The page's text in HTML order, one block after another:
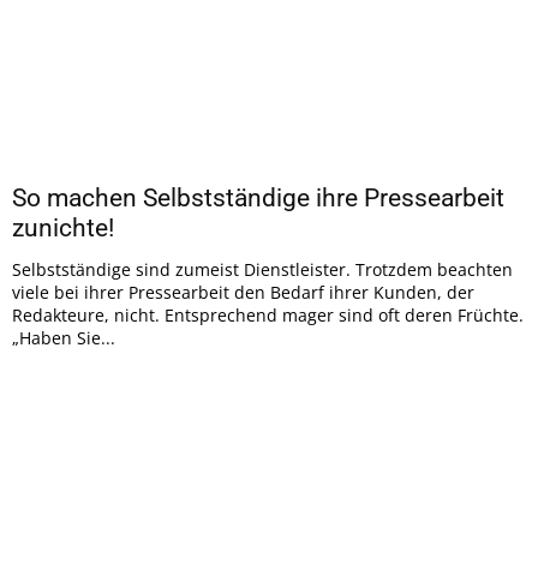
So machen Selbstständige ihre Pressearbeit
zunichte!
Selbstständige sind zumeist Dienstleister. Trotzdem beachten
viele bei ihrer Pressearbeit den Bedarf ihrer Kunden, der
Redakteure, nicht. Entsprechend mager sind oft deren Früchte.
„Haben Sie...